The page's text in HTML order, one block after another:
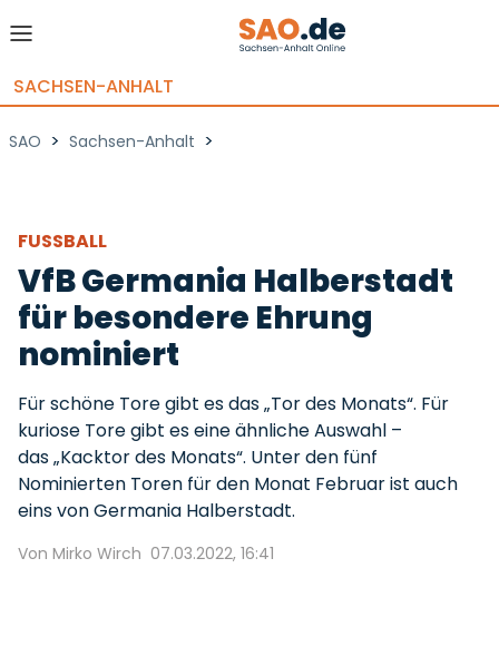
SACHSEN-ANHALT
SAO > Sachsen-Anhalt >
FUSSBALL
VfB Germania Halberstadt
für besondere Ehrung
nominiert
Für schöne Tore gibt es das „Tor des Monats“. Für
kuriose Tore gibt es eine ähnliche Auswahl –
das „Kacktor des Monats“. Unter den fünf
Nominierten Toren für den Monat Februar ist auch
eins von Germania Halberstadt.
Von Mirko Wirch 07.03.2022, 16:41